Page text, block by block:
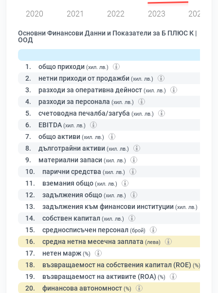
2020 2021 2022 2023 2024
Основни Финансови Данни и Показатели за Б ПЛЮС К |
ООД
1. общо приходи (хил. лв.)
2. нетни приходи от продажби (хил. лв.)
3. разходи за оперативна дейност (хил. лв.)
4. разходи за персонала (хил. лв.)
5. счетоводна печалба/загуба (хил. лв.)
6. EBITDA (хил. лв.)
7. общо активи (хил. лв.)
8. дълготрайни активи (хил. лв.)
9. материални запаси (хил. лв.)
10. парични средства (хил. лв.)
11. вземания общо (хил. лв.)
12. задължения общо (хил. лв.)
13. задължения към финансови институции (хил. лв.)
14. собствен капитал (хил. лв.)
15. средносписъчен персонал (брой)
16. средна нетна месечна заплата (лева)
17. нетен марж (%)
18. възвращаемост на собствения капитал (ROE) (%)
19. възвращаемост на активите (ROA) (%)
20. финансова автономност (%)